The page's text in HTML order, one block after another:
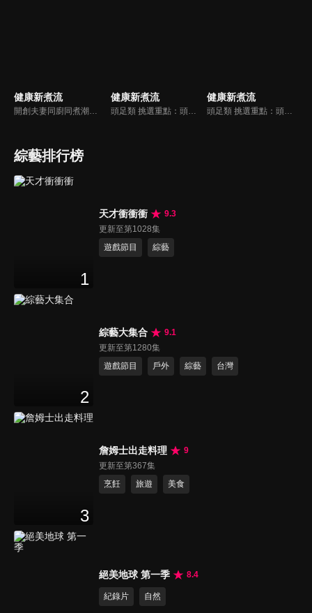
健康新煮流
開創夫妻同廚同煮潮流的KC夫婦，繼《健康醫食代》後，走出攝影棚，帶大家全台走透透，發掘上帝賞賜的美味食材，內容融合新加坡南洋風和客家純樸味，加上台灣獨特的閩南風情，互相激盪交織出的火花，打造出獨一無二的美食節目。
健康新煮流
頭足類 挑選重點：頭足類利用清洗時去除內臟可以降低膽固醇的攝取。挑選雙眼清澈明亮，眼球稍微凸出，肉質結實有彈性為佳。身體具透明感，觸腕或是吸盤一碰到活體就會吸附住便是新鮮的。
健康新煮流
頭足類 挑選重點：頭足類利用清洗時去除內臟可以降低膽固醇的攝取。挑選雙眼清澈明亮，眼球稍微凸出，肉質結實有彈性為佳。身體具透明感，觸腕或是吸盤一碰到活體就會吸附住便是新鮮的。
綜藝排行榜
1
天才衝衝衝
9.3
更新至第1028集
遊戲節目
綜藝
2
綜藝大集合
9.1
更新至第1280集
遊戲節目
戶外 綜藝 台灣
3
詹姆士出走料理
9
更新至第367集
烹飪
旅遊 美食
絕美地球 第一季 8.4
紀錄片 自然